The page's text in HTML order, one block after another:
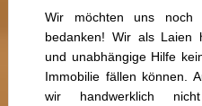
Wir möchten uns noch
bedanken! Wir als Laien
und unabhängige Hilfe
Immobilie fällen können.
wir handwerklich